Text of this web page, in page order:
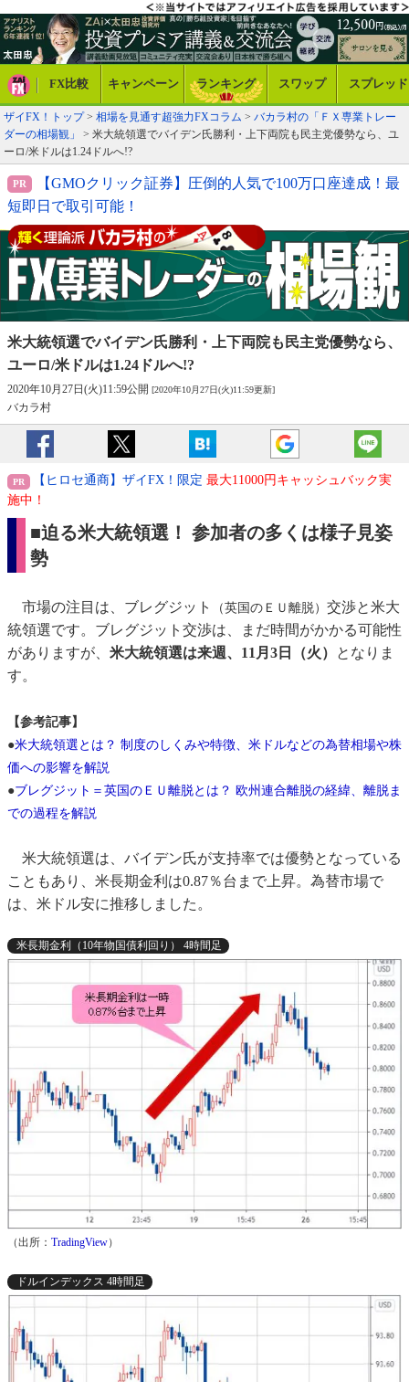
FX比較 キャンペーン ランキング スワップ スプレッド
ザイFX！トップ> 相場を見通す超強力FXコラム > バカラ村の「ＦＸ専業トレー
ダーの相場観」
> 米大統領選でバイデン氏勝利・上下両院も民主党優勢なら、ユ
ーロ/米ドルは1.24ドルへ!?
【GMOクリック証券】圧倒的人気で100万口座達成！最
短即日で取引可能！
米大統領選でバイデン氏勝利・上下両院も 民主党優勢なら、
ユーロ/米ドルは1.24ドルへ!?
2020年10月27日(火)11:59公開 [2020年10月27日(火)11:59更新]
バカラ村
【ヒロセ通商】ザイFX！限定 最大11000円キャッシュバック実
施中！
■迫る米大統領選！ 参加者の多くは様子見姿
勢
市場の注目は、ブレグジット （英国のＥＵ離脱） 交渉と米大
統領選です。ブレグジット交渉は、まだ時間がかかる可能性
がありますが、 米大統領選は来週、11月3日（火）
となりま
す。
【参考記事】
●米大統領選とは？ 制度のしくみや特徴、米ドルなどの為替相場や株
価への影響を解説
●ブレグジット＝英国のＥＵ離脱とは？ 欧州連合離脱の経緯、離脱ま
での過程を解説
米大統領選は、バイデン氏が支持率では優勢となっている
こともあり、米長期金利は0.87％台まで上昇。為替市場で
は、米ドル安に推移しました。
米長期金利（10年物国債利回り） 4時間足
（出所： TradingView）
ドルインデックス 4時間足